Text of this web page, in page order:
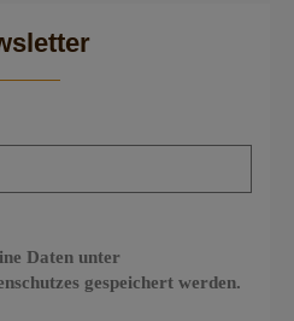
Daten unter
gespeichert werden.